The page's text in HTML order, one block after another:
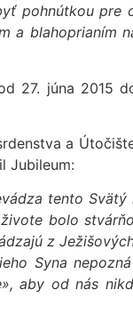
pohnútkou
a
27. júna 2015
a
Jubileum:
tento
bolo
z
Syna
aby od nás